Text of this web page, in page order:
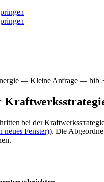
— Kleine Anfrage — hib
bei der
neues Fenster)). Die